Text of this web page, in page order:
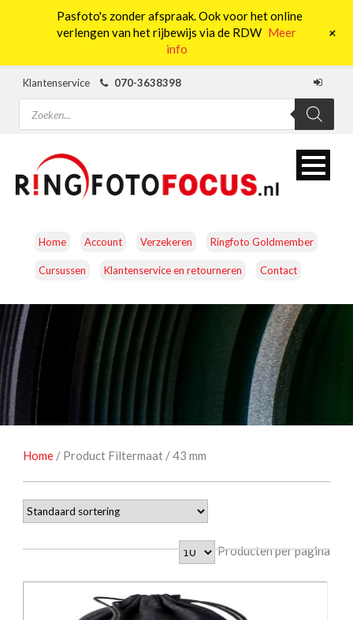
Klantenservice
070-3638398
Producten
zoeken
Home Account Verzekeren Ringfoto Goldmember
Cursussen Klantenservice en retourneren Contact
CAMERA’S OBJECTIEVEN ACCESSOIRES
NATUUROBSERVATIE
STUDIOFOTOGRAFIE
Home / Product Filtermaat / 43 mm
Producten per pagina
Pasfoto's zonder afspraak. Ook voor het online
verlengen van het rijbewijs via de RDW Meer
info
+